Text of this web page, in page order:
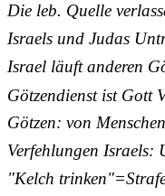
Die leb. Quelle
Israels und Judas
Israel läuft anderen
Götzendienst ist Gott
Götzen: von
Verfehlungen Israels:
"Kelch